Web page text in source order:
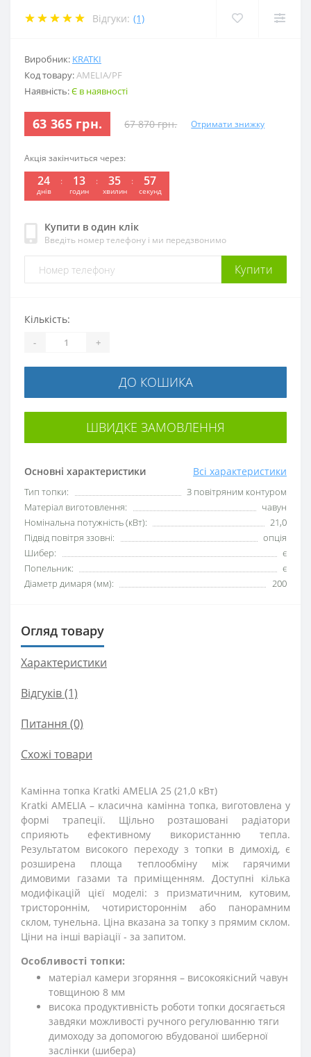
Відгуки: (1)
Виробник: KRATKI
Код товару:AMELIA/PF
Наявність:Є в наявності
63 365 грн. 67 870 грн. Отримати знижку
Акція закінчиться через:
24
днів
: 13
годин
: 35
хвилин
: 56
секунд
Купити в один клік
Введіть номер телефону і ми передзвонимо
Купити
Основні характеристики Всі характеристики
Тип топки:
З повітряним контуром
Матеріал виготовлення:
чавун
Номінальна потужність (кВт):
21,0
Підвід повітря ззовні:
опція
Шибер:
є
Попельник:
є
Діаметр димаря (мм):
200
Кількість:
- +
ДО КОШИКА
ШВИДКЕ ЗАМОВЛЕННЯ
Огляд товару
Характеристики
Відгуків (1)
Питання (0)
Схожі товари
Камінна топка Kratki AMELIA 25 (21,0 кВт)
Kratki AMELIA – класична камінна топка, виготовлена у
формі трапеції. Щільно розташовані радіатори
сприяють ефективному використанню тепла.
Результатом високого переходу з топки в димохід, є
розширена площа теплообміну між гарячими
димовими газами та приміщенням. Доступні кілька
модифікацій цієї моделі: з призматичним, кутовим,
тристороннім, чотиристороннім або панорамним
склом, тунельна. Ціна вказана за топку з прямим склом.
Ціни на інші варіації - за запитом.
Особливості топки:
матеріал камери згоряння – високоякісний чавун
товщиною 8 мм
висока продуктивність роботи топки досягається
завдяки можливості ручного регулюванню тяги
димоходу за допомогою вбудованої шиберної
заслінки (шибера)